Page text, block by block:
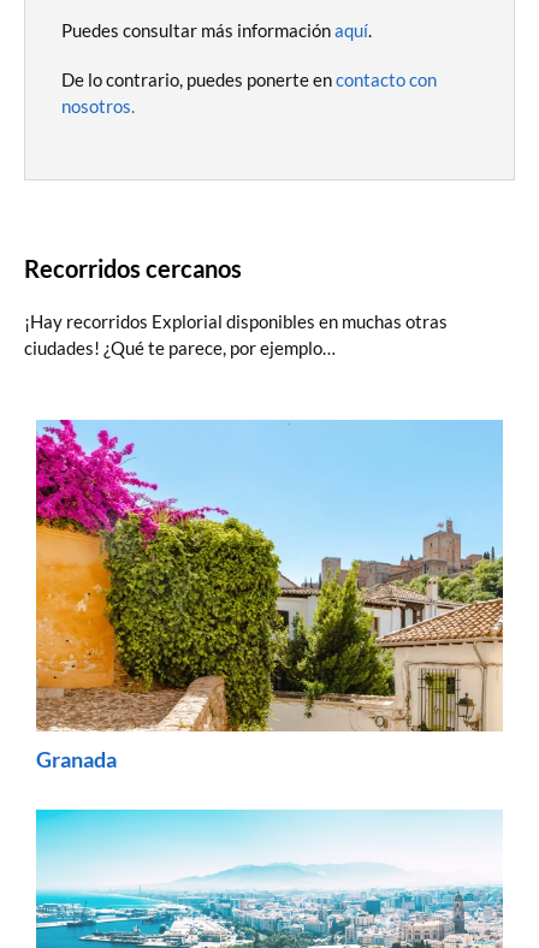
Puedes consultar más informaciónaquí.
De lo contrario, puedes ponerte encontacto con
nosotros.
Recorridos cercanos
¡Hay recorridos Explorial disponibles en muchas otras
ciudades! ¿Qué te parece, por ejemplo…
Granada